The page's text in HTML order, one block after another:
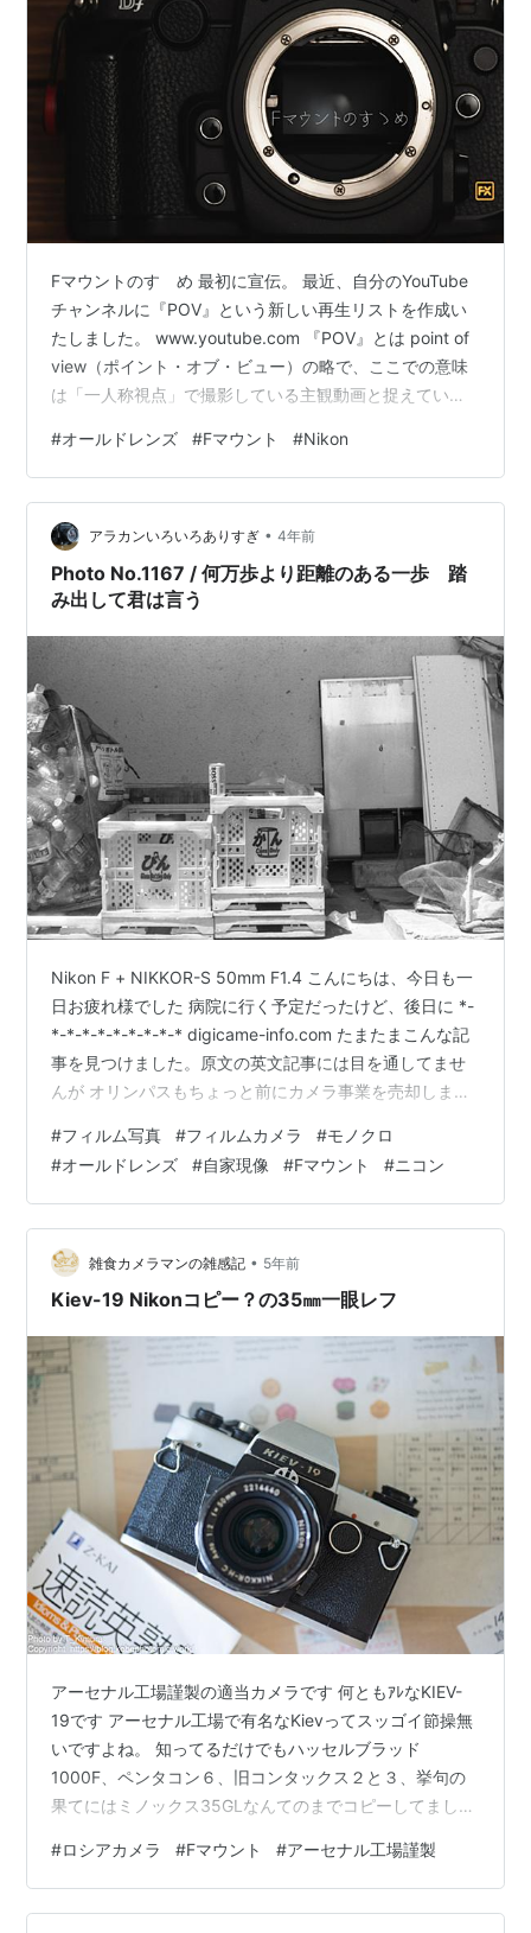
Fマウントのすゝめ 最初に宣伝。 最近、自分のYouTube
チャンネルに『POV』という新しい再生リストを作成い
たしました。 www.youtube.com 『POV』とは point of
view（ポイント・オブ・ビュー）の略で、ここでの意味
は「一人称視点」で撮影している主観動画と捉えていた
ず、世の中の需要がない動画なのだと痛感しています。
趣旨としては、カメラ、写真がメインなのですが、出来
うる限り日本全国の街並みを動画と写真で紹介できれば
と考えている次第でございます。 是非ともお手すきの際
に、ご視聴いただけますと幸いでございますm(_ …
#オールドレンズ #Fマウント #Nikon
アラカンいろいろありすぎ • 4年前
Photo No.1167 / 何万歩より距離のある一歩 踏
み出して君は言う
Nikon F + NIKKOR-S 50mm F1.4 こんにちは、今日も一
日お疲れ様でした 病院に行く予定だったけど、後日に *-
*-*-*-*-*-*-*-*-* digicame-info.com たまたまこんな記
事を見つけました。原文の英文記事には目を通してませ
んが オリンパスもちょっと前にカメラ事業を売却しまし
の売り上げが落ちているというのはわかりますが、やは
りカメラ事業が下向きになっていくのは寂しいものがあ
ります ニコンの場合、ミラーレスが既に全体の51パーセ
ントに達しているとのことで、Fマウントがいよいよ終焉
か、と、そういうこと…
#フィルム写真 #フィルムカメラ #モノクロ
#オールドレンズ #自家現像 #Fマウント #ニコン
雑食カメラマンの雑感記 • 5年前
Kiev-19 Nikonコピー？の35㎜一眼レフ
アーセナル工場謹製の適当カメラです 何ともｱﾚなKIEV-
19です アーセナル工場で有名なKievってスッゴイ節操無
いですよね。 知ってるだけでもハッセルブラッド
1000F、ペンタコン６、旧コンタックス２と３、挙句の
果てにはミノックス35GLなんてのまでコピーしてまし
CONTAXは戦争終結のｺﾞﾀｺﾞﾀに紛れて工場ごとパクって
きたってのは有名な話。ここら辺までは理解できます
が、HASSELBLAD1000Fってのはさすがに酷い話です。
#ロシアカメラ #Fマウント #アーセナル工場謹製